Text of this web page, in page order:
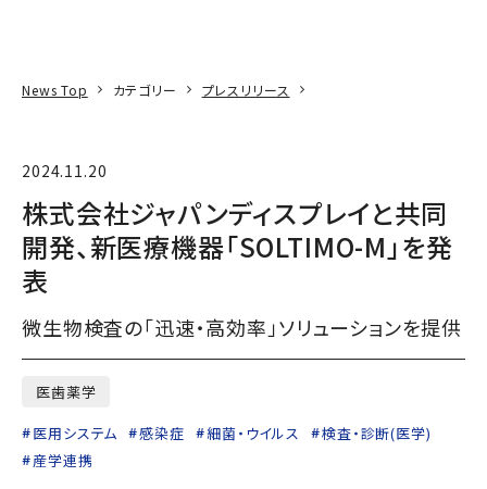
News Top カテゴリー プレスリリース
2024.11.20
株式会社ジャパンディスプレイと共同
開発、新医療機器「SOLTIMO-M」を発
表
微生物検査の「迅速・高効率」ソリューションを提供
医歯薬学
医用システム
感染症 細菌・ウイルス
検査・診断(医学)
産学連携